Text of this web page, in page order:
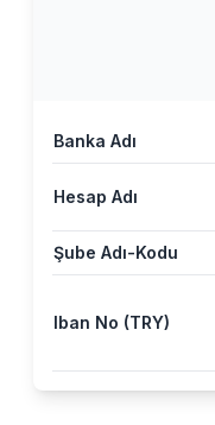
Banka Adı
Hesap Adı
Şube Adı-Kodu
Iban No (TRY)